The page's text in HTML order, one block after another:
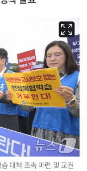
대책 조속 마련 및 교권